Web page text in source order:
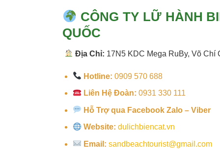
CÔNG TY LỮ HÀNH
QUỐC
Địa Chỉ: 17N5 KDC Mega RuBy, Võ
Hotline: 0909 570 688
Liên Hệ Đoàn: 0931 330 111
Hỗ Trợ qua Facebook Zalo – Viber
Website: dulichbiencat.vn
Email: sandbeachtourist@gmail.com